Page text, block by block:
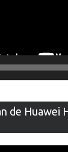
de Huawei